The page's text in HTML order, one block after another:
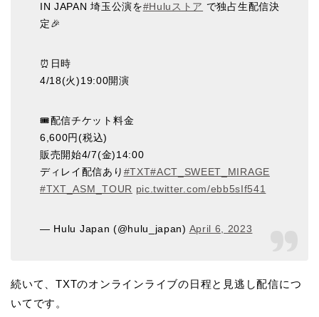
IN JAPAN 埼玉公演を#Huluストア で独占生配信決
定🎉
⏰日時
4/18(火)19:00開演
🎟️配信チケット料金
6,600円(税込)
販売開始4/7(金)14:00
ディレイ配信あり #TXT#ACT_SWEET_MIRAGE
#TXT_ASM_TOUR pic.twitter.com/ebb5sIf541
— Hulu Japan (@hulu_japan) April 6, 2023
続いて、TXTのオンラインライブの日程と見逃し配信につ
いてです。